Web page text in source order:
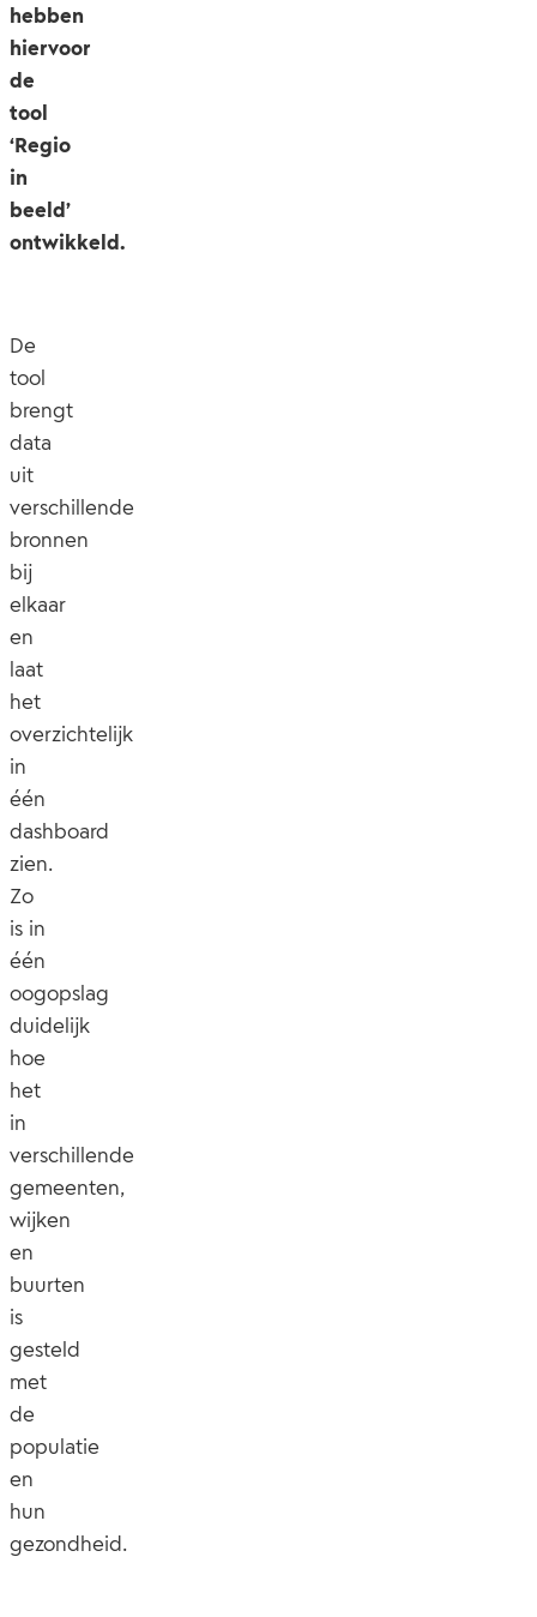
hebben
hiervoor
de
tool
‘Regio
in
beeld’
ontwikkeld.
De
tool
brengt
data
uit
verschillende
bronnen
bij
elkaar
en
laat
het
overzichtelijk
in
één
dashboard
zien.
Zo
is in
één
oogopslag
duidelijk
hoe
het
in
verschillende
gemeenten,
wijken
en
buurten
is
gesteld
met
de
populatie
en
hun
gezondheid.